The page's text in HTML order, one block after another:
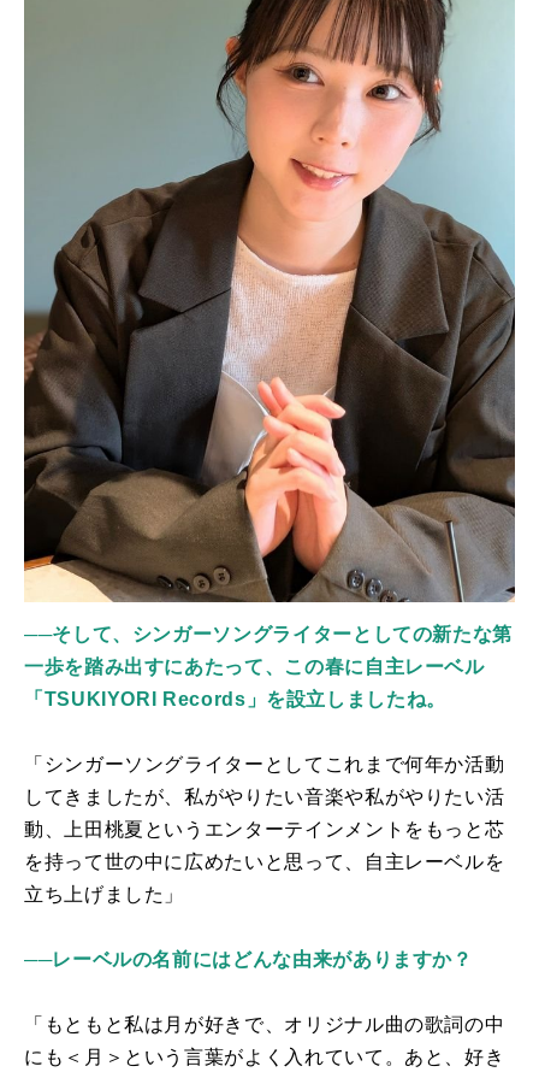
──そして、シンガーソングライターとしての新たな第
一歩を踏み出すにあたって、この春に自主レーベル
「TSUKIYORI Records」を設立しましたね。
「シンガーソングライターとしてこれまで何年か活動
してきましたが、私がやりたい音楽や私がやりたい活
動、上田桃夏というエンターテインメントをもっと芯
を持って世の中に広めたいと思って、自主レーベルを
立ち上げました」
──レーベルの名前にはどんな由来がありますか？
「もともと私は月が好きで、オリジナル曲の歌詞の中
にも＜月＞という言葉がよく入れていて。あと、好き